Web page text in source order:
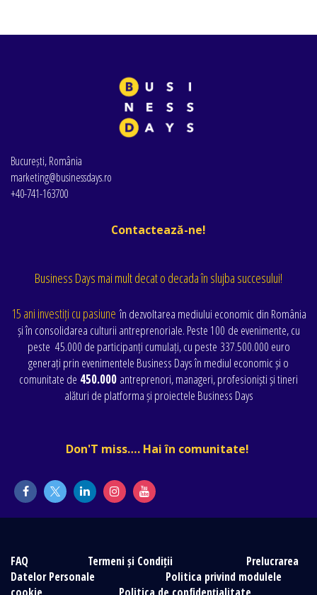
București, România
marketing@businessdays.ro
+40-741-163700
Contactează-ne!
Business Days mai mult decat o decada în slujba succesului!
15 ani investiți cu pasiune în dezvoltarea mediului economic din România
și în consolidarea culturii antreprenoriale. Peste 100 de evenimente, cu
peste 45.000 de participanți cumulați, cu peste 337.500.000 euro
generați prin evenimentele Business Days în mediul economic și o
comunitate de 450.000 antreprenori, manageri, profesioniști și tineri
alături de platforma și proiectele Business Days
Don'T miss…. Hai în comunitate!
FAQ Termeni și Condiții
Prelucrarea
Datelor Personale
Politica privind modulele